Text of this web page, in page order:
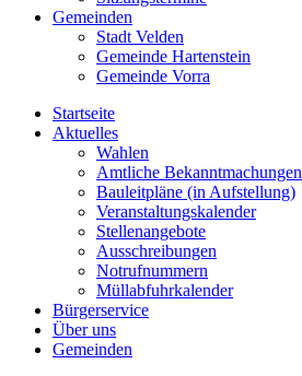
Gemeinden
Stadt Velden
Gemeinde Hartenstein
Gemeinde Vorra
Startseite
Aktuelles
Wahlen
Amtliche Bekanntmachungen
Bauleitpläne (in Aufstellung)
Veranstaltungskalender
Stellenangebote
Ausschreibungen
Notrufnummern
Müllabfuhrkalender
Bürgerservice
Über uns
Gemeinden